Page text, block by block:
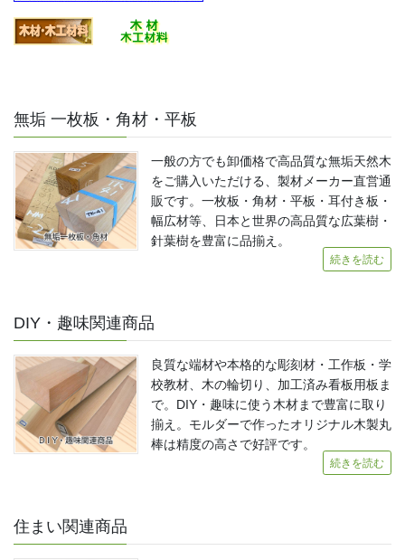
無垢 一枚板・角材・平板
一般の方でも卸価格で高品質な無垢天然木
をご購入いただける、製材メーカー直営通
販です。一枚板・角材・平板・耳付き板・
幅広材等、日本と世界の高品質な広葉樹・
針葉樹を豊富に品揃え。
続きを読む
DIY・趣味関連商品
良質な端材や本格的な彫刻材・工作板・学
校教材、木の輪切り、加工済み看板用板ま
で。DIY・趣味に使う木材まで豊富に取り
揃え。モルダーで作ったオリジナル木製丸
棒は精度の高さで好評です。
続きを読む
住まい関連商品